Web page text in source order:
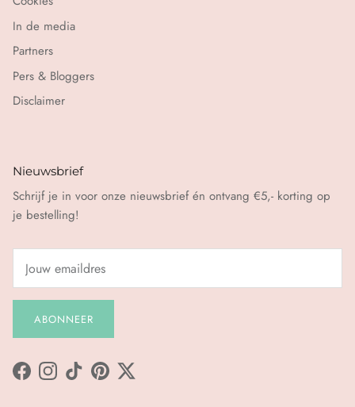
In de media
Partners
Pers & Bloggers
Disclaimer
Nieuwsbrief
Schrijf je in voor onze nieuwsbrief én ontvang €5,- korting op
je bestelling!
ABONNEER
FacebookInstagram
TikTokPinterestTwitter